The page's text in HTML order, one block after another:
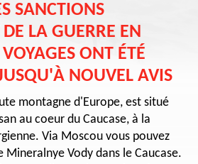
SANCTIONS
LA GUERRE EN
ONT ÉTÉ
NOUVEL AVIS
montagne d'Europe, est situé
au coeur du Caucase, à la
Via Moscou vous pouvez
Vody dans le Caucase.